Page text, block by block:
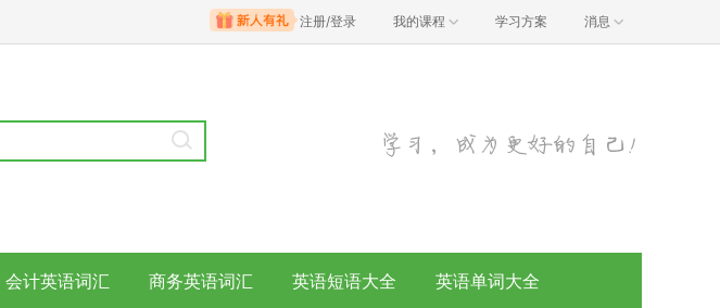
注册/登录 我的课程 学习方案 消息
会计英语词汇 商务英语词汇 英语短语大全 英语单词大全